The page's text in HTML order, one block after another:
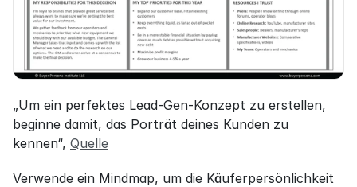
„Um ein perfektes Lead-Gen-Konzept zu erstellen,
beginne damit, das Porträt deines Kunden zu
kennen“, Quelle
Verwende ein Mindmap, um die Käuferpersönlichkeit